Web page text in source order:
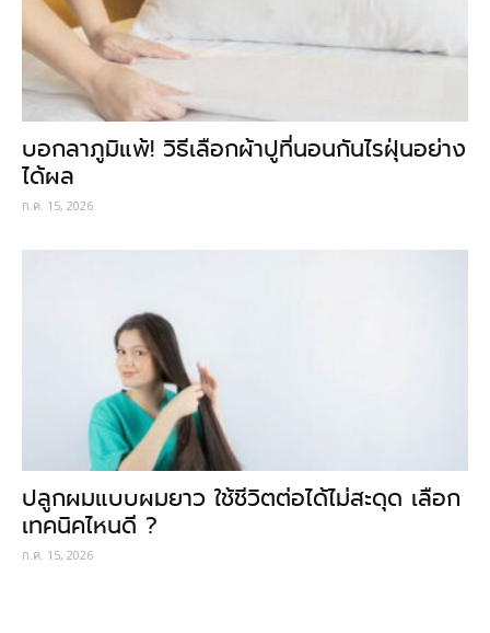
บอกลาภูมิแพ้! วิธีเลือกผ้าปูที่นอนกันไรฝุ่นอย่าง
ได้ผล
ก.ค. 15, 2026
ปลูกผมแบบผมยาว ใช้ชีวิตต่อได้ไม่สะดุด เลือก
เทคนิคไหนดี ?
ก.ค. 15, 2026